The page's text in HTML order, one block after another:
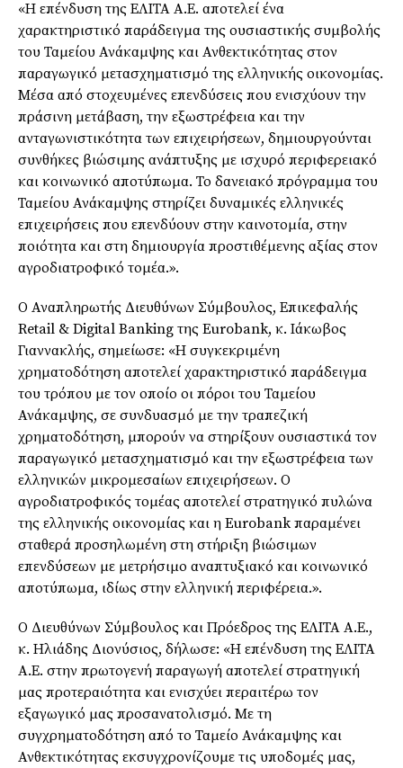
«Η επένδυση της ΕΛΙΤΑ Α.Ε. αποτελεί ένα
χαρακτηριστικό παράδειγμα της ουσιαστικής συμβολής
του Ταμείου Ανάκαμψης και Ανθεκτικότητας στον
παραγωγικό μετασχηματισμό της ελληνικής οικονομίας.
Μέσα από στοχευμένες επενδύσεις που ενισχύουν την
πράσινη μετάβαση, την εξωστρέφεια και την
ανταγωνιστικότητα των επιχειρήσεων, δημιουργούνται
συνθήκες βιώσιμης ανάπτυξης με ισχυρό περιφερειακό
και κοινωνικό αποτύπωμα. Το δανειακό πρόγραμμα του
Ταμείου Ανάκαμψης στηρίζει δυναμικές ελληνικές
επιχειρήσεις που επενδύουν στην καινοτομία, στην
ποιότητα και στη δημιουργία προστιθέμενης αξίας στον
αγροδιατροφικό τομέα.».
Ο Αναπληρωτής Διευθύνων Σύμβουλος, Επικεφαλής
Retail & Digital Banking της Eurobank, κ. Ιάκωβος
Γιαννακλής, σημείωσε: «Η συγκεκριμένη
χρηματοδότηση αποτελεί χαρακτηριστικό παράδειγμα
του τρόπου με τον οποίο οι πόροι του Ταμείου
Ανάκαμψης, σε συνδυασμό με την τραπεζική
χρηματοδότηση, μπορούν να στηρίξουν ουσιαστικά τον
παραγωγικό μετασχηματισμό και την εξωστρέφεια των
ελληνικών μικρομεσαίων επιχειρήσεων. Ο
αγροδιατροφικός τομέας αποτελεί στρατηγικό πυλώνα
της ελληνικής οικονομίας και η Eurobank παραμένει
σταθερά προσηλωμένη στη στήριξη βιώσιμων
επενδύσεων με μετρήσιμο αναπτυξιακό και κοινωνικό
αποτύπωμα, ιδίως στην ελληνική περιφέρεια.».
Ο Διευθύνων Σύμβουλος και Πρόεδρος της ΕΛΙΤΑ Α.Ε.,
κ. Ηλιάδης Διονύσιος, δήλωσε: «Η επένδυση της ΕΛΙΤΑ
Α.Ε. στην πρωτογενή παραγωγή αποτελεί στρατηγική
μας προτεραιότητα και ενισχύει περαιτέρω τον
εξαγωγικό μας προσανατολισμό. Με τη
συγχρηματοδότηση από το Ταμείο Ανάκαμψης και
Ανθεκτικότητας εκσυγχρονίζουμε τις υποδομές μας,